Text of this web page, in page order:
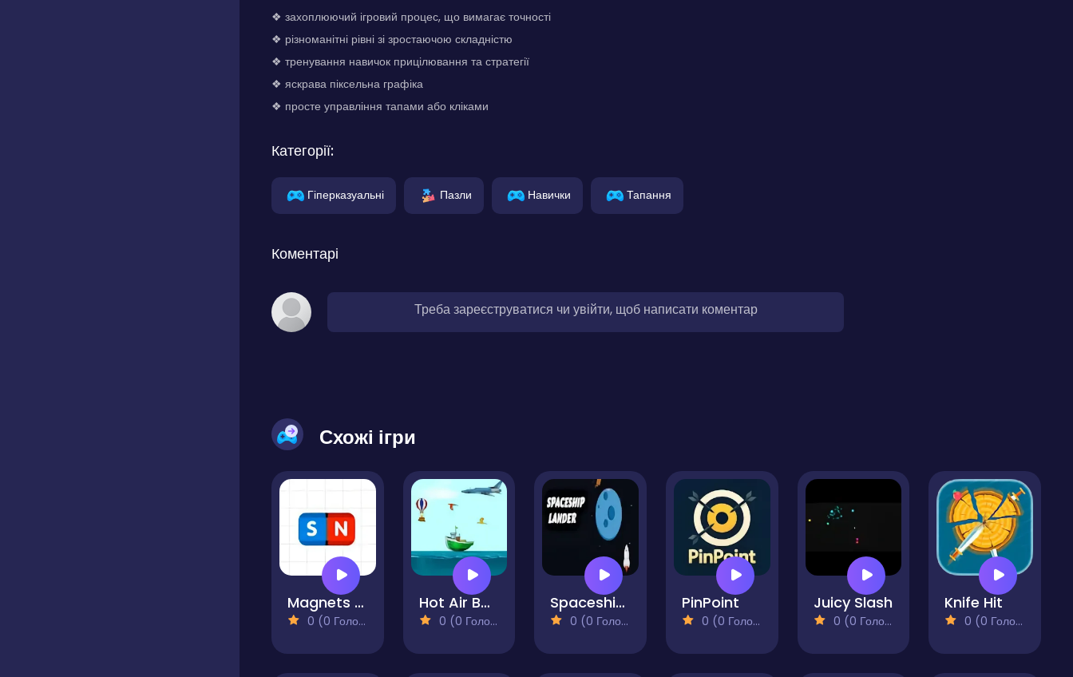
❖ захоплюючий ігровий процес, що вимагає точності
❖ різноманітні рівні зі зростаючою складністю
❖ тренування навичок прицілювання та стратегії
❖ яскрава піксельна графіка
❖ просте управління тапами або кліками
Категорії:
Гіперказуальні Пазли Навички Тапання
Коментарі
Треба зареєструватися чи увійти, щоб написати коментар
Схожі ігри
Magnets Blitz
0 (0 Голосів)
Hot Air Balloon Game
0 (0 Голосів)
Spaceship Lander
0 (0 Голосів)
PinPoint
0 (0 Голосів)
Juicy Slash
0 (0 Голосів)
Knife Hit
0 (0 Голосів)